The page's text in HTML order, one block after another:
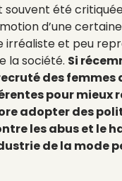
souvent été
d’une
irréaliste et peu
la société. Si
des femmes
pour mieux
adopter des
les abus et le
de la mode